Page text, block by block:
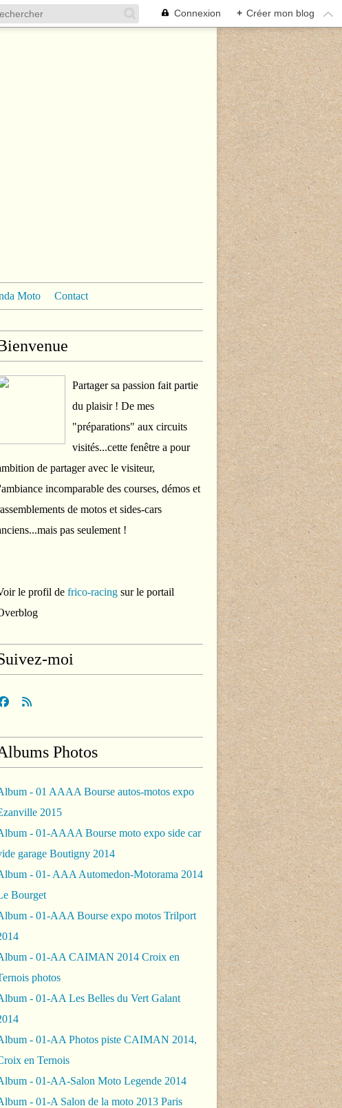
Connexion + Créer mon blog
Moto Contact
Partager sa passion fait partie
du plaisir ! De mes
"préparations" aux circuits
visités...cette fenêtre a pour
de partager avec le visiteur,
incomparable des courses, démos et
de motos et sides-cars
pas seulement !
le profil de frico-racing sur le portail
moi
Photos
- 01 AAAA Bourse autos-motos expo
2015
- 01-AAAA Bourse moto expo side car
garage Boutigny 2014
- 01- AAA Automedon-Motorama 2014
Bourget
- 01-AAA Bourse expo motos Trilport
- 01-AA CAIMAN 2014 Croix en
photos
- 01-AA Les Belles du Vert Galant
- 01-AA Photos piste CAIMAN 2014,
en Ternois
- 01-AA-Salon Moto Legende 2014
- 01-A Salon de la moto 2013 Paris